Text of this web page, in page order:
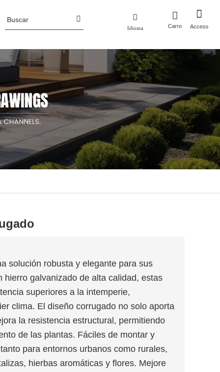
Idioma Carro Acceso
Perfil de la empresa
corten
Macetas
Macetas de aluminio
Macetas de acero corten
Cama de jardín elevada de metal
Noticias de la industria
solución robusta y elegante para sus
galvanizado de alta calidad, estas
superiores a la intemperie,
clima. El diseño corrugado no solo aporta
la resistencia estructural, permitiendo
de las plantas. Fáciles de montar y
para entornos urbanos como rurales,
hierbas aromáticas y flores. Mejore